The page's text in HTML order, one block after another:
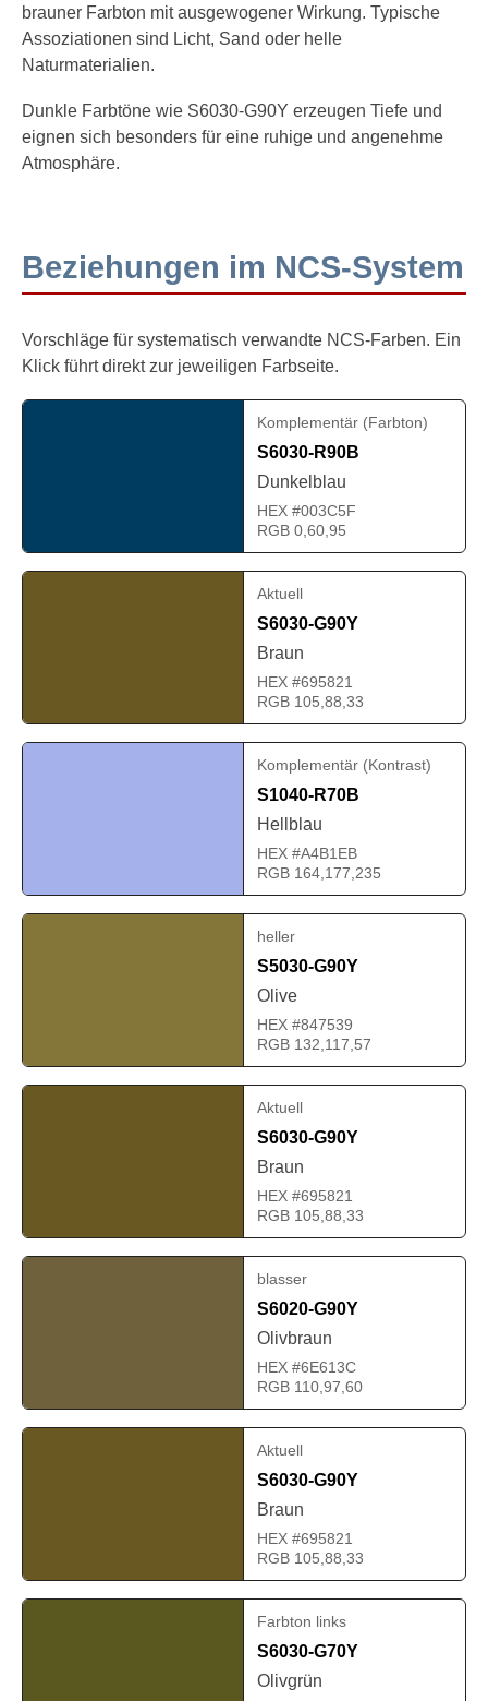
brauner Farbton mit ausgewogener Wirkung. Typische
Assoziationen sind Licht, Sand oder helle
Naturmaterialien.
Dunkle Farbtöne wie S6030-G90Y erzeugen Tiefe und
eignen sich besonders für eine ruhige und angenehme
Atmosphäre.
Beziehungen im NCS-System
Vorschläge für systematisch verwandte NCS-Farben. Ein
Klick führt direkt zur jeweiligen Farbseite.
Komplementär (Farbton)
S6030-R90B
Dunkelblau
HEX #003C5F
RGB 0,60,95
Aktuell
S6030-G90Y
Braun
HEX #695821
RGB 105,88,33
Komplementär (Kontrast)
S1040-R70B
Hellblau
HEX #A4B1EB
RGB 164,177,235
heller
S5030-G90Y
Olive
HEX #847539
RGB 132,117,57
Aktuell
S6030-G90Y
Braun
HEX #695821
RGB 105,88,33
blasser
S6020-G90Y
Olivbraun
HEX #6E613C
RGB 110,97,60
Aktuell
S6030-G90Y
Braun
HEX #695821
RGB 105,88,33
Farbton links
S6030-G70Y
Olivgrün